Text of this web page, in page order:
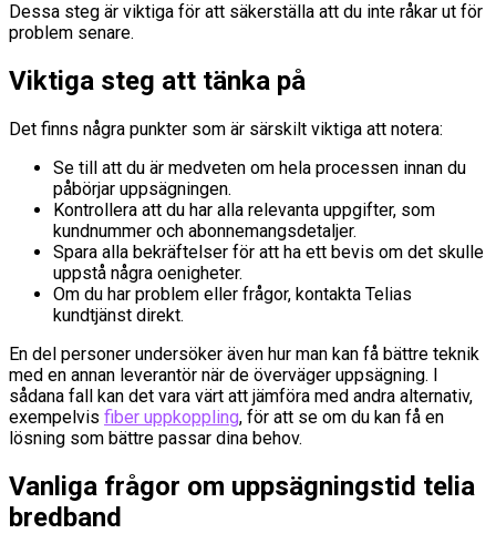
Dessa steg är viktiga för att säkerställa att du inte råkar ut för
problem senare.
Viktiga steg att tänka på
Det finns några punkter som är särskilt viktiga att notera:
Se till att du är medveten om hela processen innan du
påbörjar uppsägningen.
Kontrollera att du har alla relevanta uppgifter, som
kundnummer och abonnemangsdetaljer.
Spara alla bekräftelser för att ha ett bevis om det skulle
uppstå några oenigheter.
Om du har problem eller frågor, kontakta Telias
kundtjänst direkt.
En del personer undersöker även hur man kan få bättre teknik
med en annan leverantör när de överväger uppsägning. I
sådana fall kan det vara värt att jämföra med andra alternativ,
exempelvis fiber uppkoppling, för att se om du kan få en
lösning som bättre passar dina behov.
Vanliga frågor om uppsägningstid telia
bredband